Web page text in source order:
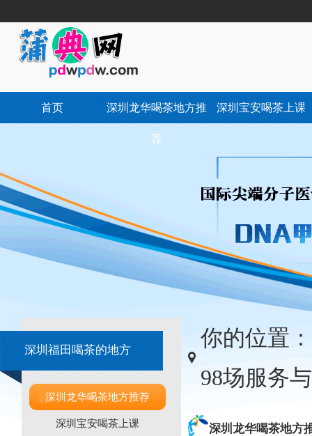
首页 深圳龙华喝茶地方推
荐
深圳宝安喝茶上课
深圳福田喝茶的地方
深圳龙华喝茶地方推荐
深圳宝安喝茶上课
你的位置：
98场服务
深圳龙华喝茶地方